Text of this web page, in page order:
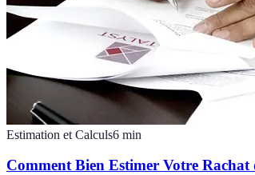
Estimation et Calculs6 min
Comment Bien Estimer Votre